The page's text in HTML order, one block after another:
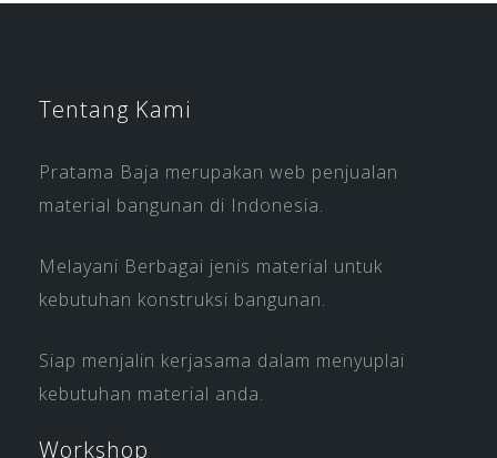
Tentang Kami
Pratama Baja merupakan web penjualan
material bangunan di Indonesia.
Melayani Berbagai jenis material untuk
kebutuhan konstruksi bangunan.
Siap menjalin kerjasama dalam menyuplai
kebutuhan material anda.
Workshop